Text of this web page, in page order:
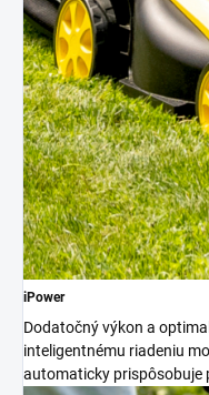
iPower
Dodatočný výkon a
inteligentnému riadeniu
automaticky prispôsobuje